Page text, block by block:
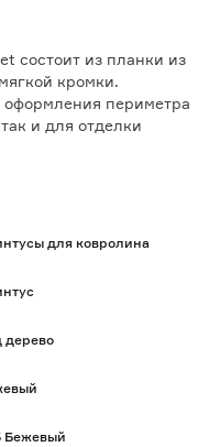
состоит из планки из
кромки.
периметра
и для отделки
скрыть идущие
и коммуникации;
вредные для
для ковролина
дерево
Бежевый